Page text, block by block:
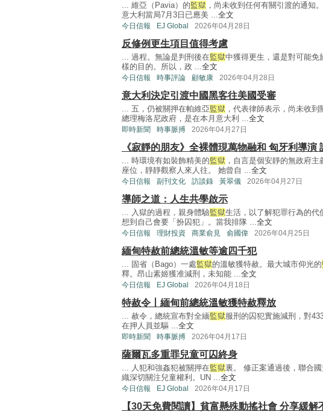
... 維亞（Pavia）的監獄 ，尚未收到任何有關引渡的通知
意大利當局7月3日已應美 ...全文
今日信報 EJ Global 2026年04月28日
反修例更生項目值得考慮
... 過程。無論是判刑後在監獄中獲得更生，還是對可能免
樣的目的。所以，政 ...全文
今日信報 時事評論 顧敏康 2026年04月28日
意大利決定引渡中國黑客往美國受審
... 五，仍被關押在帕維亞監獄 ，代表律師表示，尚未收
總理梅洛尼政府，是在本月意大利 ...全文
即時新聞 時事脈搏 2026年04月27日
《寂靜的朋友》全裸體現萬物融和 匈牙利導演
... 時環境有如裝飾精美的監獄 ，自言是個安靜的無政府
座位，靜靜觀察人來人往。 她曾自 ...全文
今日信報 副刊文化 訪談錄 黃翠儀 2026年04月27日
導師之道：人生共學啟示
... 入獄的過程，親身體驗監獄生活，以了解犯罪行為的代
想到自己會要「扮囚犯」。當我排隊 ...全文
今日信報 理財投資 商業俞見 俞國偉 2026年04月25日
緬甸特赦前總統溫敏等逾四千犯
... 固省（Bago）一處監獄的溫敏獲特赦。最大城市仰光的
釋。昂山素姬獲准減刑，未知能 ...全文
今日信報 EJ Global 2026年04月18日
特赦令丨緬甸前總統溫敏獲特赦釋放
... 赦令，總統宣布對全緬監獄服刑的囚犯實施減刑，對
在押人員並驅 ...全文
即時新聞 時事脈搏 2026年04月17日
薩爾瓦多重罪兒童可囚終身
... 人犯和強姦犯被關押在監獄裏。 修正案通過後，聯合
織深切關注兒童權利。UN ...全文
今日信報 EJ Global 2026年04月17日
【30天免費閱讀】貧富懸殊動搖社會 分享緩解